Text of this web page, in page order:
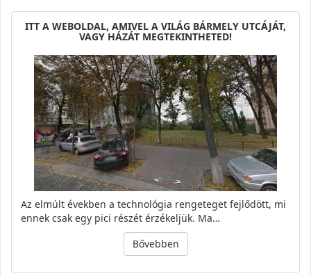
ITT A WEBOLDAL, AMIVEL A VILÁG BÁRMELY UTCÁJÁT,
VAGY HÁZÁT MEGTEKINTHETED!
Az elmúlt években a technológia rengeteget fejlődött, mi
ennek csak egy pici részét érzékeljük. Ma…
Bővebben